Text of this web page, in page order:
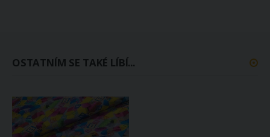
OSTATNÍM SE TAKÉ LÍBÍ...